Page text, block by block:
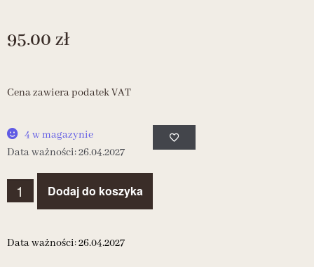
95.00 zł
Cena zawiera podatek VAT
4 w magazynie
Data ważności: 26.04.2027
Dodaj do koszyka
Data ważności: 26.04.2027